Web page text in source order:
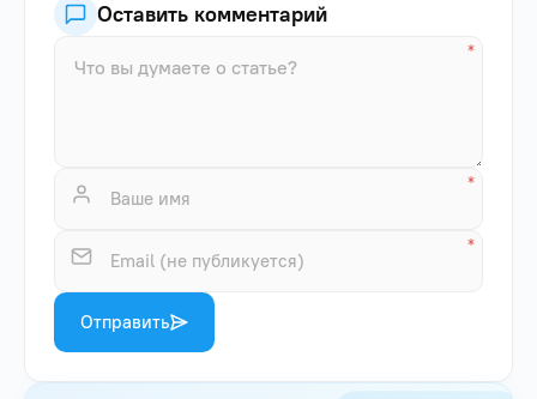
Оставить комментарий
Отправить